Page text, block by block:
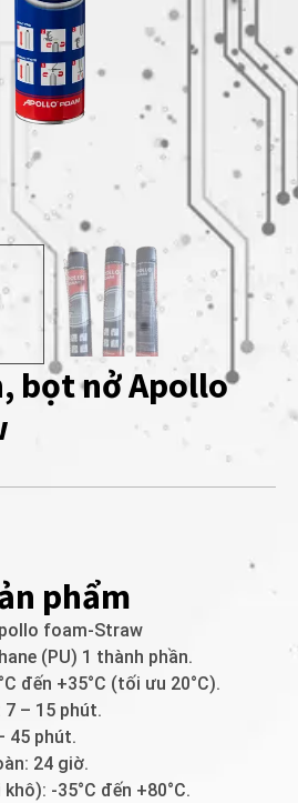
bọt nở Apollo
phẩm
foam-Straw
(PU) 1 thành phần.
đến +35°C (tối ưu 20°C).
– 15 phút.
45 phút.
24 giờ.
-35°C đến +80°C.